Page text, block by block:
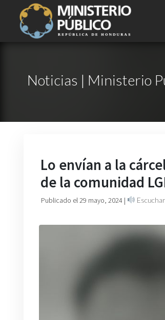
Noticias | Ministerio
Lo envían a la
de la comunidad
Publicado el 29 mayo, 2024 |